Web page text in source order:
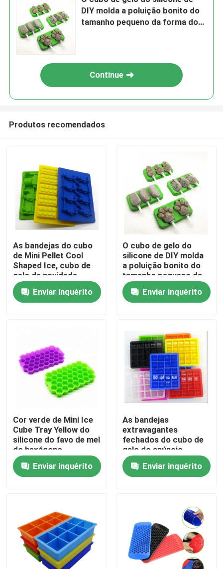
Casa
Sobre nós
Excursão da fábrica
Contacte-nos
Peça umas citações
Moldes do silicone do cubo de gelo
Moldes do silicone do bolo
DIY molda a poluição bonito do
tamanho pequeno da forma do
Continue
Produtos recomendados
As bandejas do cubo
de Mini Pellet Cool
Shaped Ice, cubo de
gelo da novidade
moldam o multi estilo
Enviar inquérito
O cubo de gelo do
silicone de DIY molda
a poluição bonito do
tamanho pequeno da
forma do homem da
neve nãoEnviar inquérito
Cor verde de Mini Ice
Cube Tray Yellow do
silicone do favo de mel
do hexágono
Enviar inquérito
As bandejas
extravagantes
fechados do cubo de
gelo do anúncio
publicitário
comprimem com de
alta capacidade
Enviar inquérito